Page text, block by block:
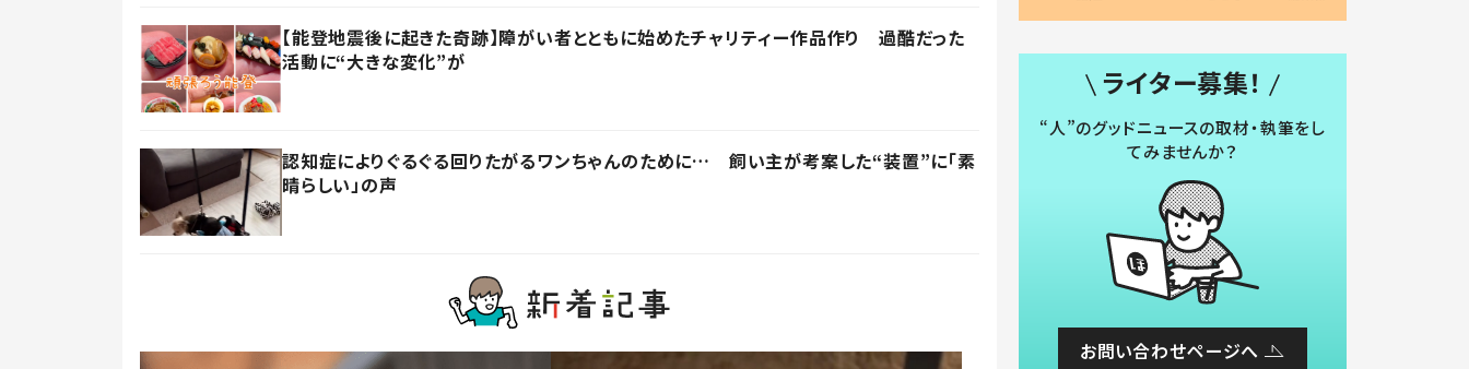
【能登地震後に起きた奇跡】障がい者とともに始めたチャリティー作品作り 過酷だった
活動に“大きな変化”が
認知症によりぐるぐる回りたがるワンちゃんのために… 飼い主が考案した“装置”に「素
晴らしい」の声
ライター募集！
“人”のグッドニュースの取材・執筆をし
てみませんか？
お問い合わせページへ